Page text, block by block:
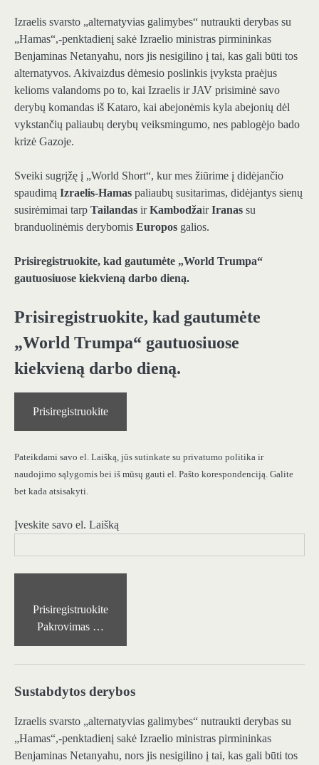
Izraelis svarsto „alternatyvias galimybes“ nutraukti derybas su
„Hamas“,-penktadienį sakė Izraelio ministras pirmininkas
Benjaminas Netanyahu, nors jis nesigilino į tai, kas gali būti tos
alternatyvos. Akivaizdus dėmesio poslinkis įvyksta praėjus
kelioms valandoms po to, kai Izraelis ir JAV prisiminė savo
derybų komandas iš Kataro, kai abejonėmis kyla abejonių dėl
vykstančių paliaubų derybų veiksmingumo, nes pablogėjo bado
krizė Gazoje.
Sveiki sugrįžę į „World Short“, kur mes žiūrime į didėjančio
spaudimą Izraelis-Hamas paliaubų susitarimas, didėjantys sienų
susirėmimai tarp Tailandas irKambodžairIranas su
branduolinėmis derybomis Europos galios.
Prisiregistruokite, kad gautumėte „World Trumpa“
gautuosiuose kiekvieną darbo dieną.
Prisiregistruokite, kad gautumėte
„World Trumpa“ gautuosiuose
kiekvieną darbo dieną.
Prisiregistruokite
Pateikdami savo el. Laišką, jūs sutinkate su privatumo politika ir
naudojimo sąlygomis bei iš mūsų gauti el. Pašto korespondenciją. Galite
bet kada atsisakyti.
Įveskite savo el. Laišką
Prisiregistruokite
Pakrovimas …
Sustabdytos derybos
Izraelis svarsto „alternatyvias galimybes“ nutraukti derybas su
„Hamas“,-penktadienį sakė Izraelio ministras pirmininkas
Benjaminas Netanyahu, nors jis nesigilino į tai, kas gali būti tos